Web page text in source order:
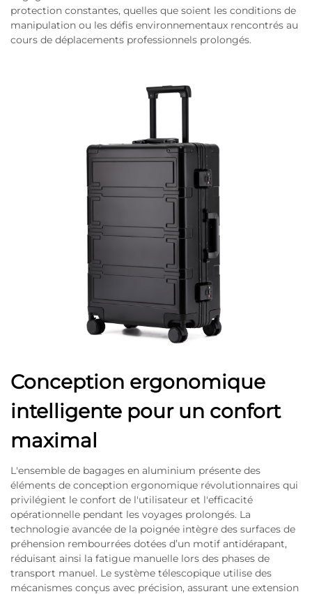
protection constantes, quelles que soient les conditions de
manipulation ou les défis environnementaux rencontrés au
cours de déplacements professionnels prolongés.
Conception ergonomique
intelligente pour un confort
maximal
L'ensemble de bagages en aluminium présente des
éléments de conception ergonomique révolutionnaires qui
privilégient le confort de l'utilisateur et l'efficacité
opérationnelle pendant les voyages prolongés. La
technologie avancée de la poignée intègre des surfaces de
préhension rembourrées dotées d’un motif antidérapant,
réduisant ainsi la fatigue manuelle lors des phases de
transport manuel. Le système télescopique utilise des
mécanismes conçus avec précision, assurant une extension